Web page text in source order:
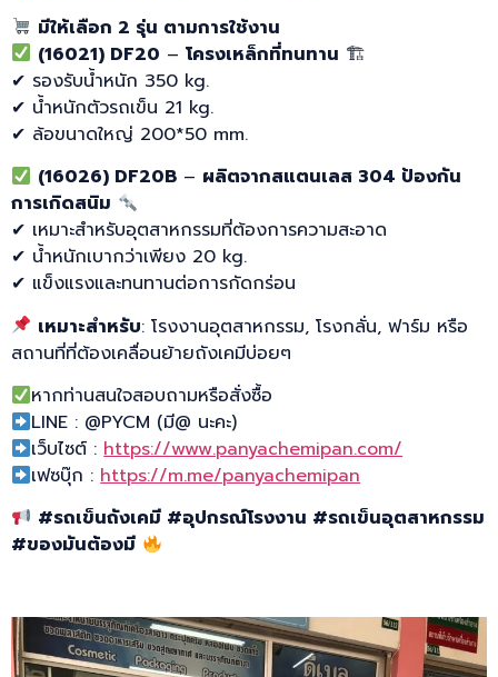
มีให้เลือก 2 รุ่น ตามการใช้งาน
(16021) DF20 –โครงเหล็กที่ทนทาน 🏗
✔ รองรับน้ำหนัก 350 kg.
✔ น้ำหนักตัวรถเข็น 21 kg.
✔ ล้อขนาดใหญ่ 200*50 mm.
(16026) DF20B – ผลิตจากสแตนเลส 304 ป้องกัน
การเกิดสนิม
✔ เหมาะสำหรับอุตสาหกรรมที่ต้องการความสะอาด
✔ น้ำหนักเบากว่าเพียง 20 kg.
✔ แข็งแรงและทนทานต่อการกัดกร่อน
เหมาะสำหรับ: โรงงานอุตสาหกรรม, โรงกลั่น, ฟาร์ม หรือ
สถานที่ที่ต้องเคลื่อนย้ายถังเคมีบ่อยๆ
หากท่านสนใจสอบถามหรือสั่งซื้อ
LINE : @PYCM (มี@ นะคะ)
เว็บไซต์ :https://www.panyachemipan.com/
เฟซบุ๊ก :https://m.me/panyachemipan
#รถเข็นถังเคมี #อุปกรณ์โรงงาน #รถเข็นอุตสาหกรรม
#ของมันต้องมี